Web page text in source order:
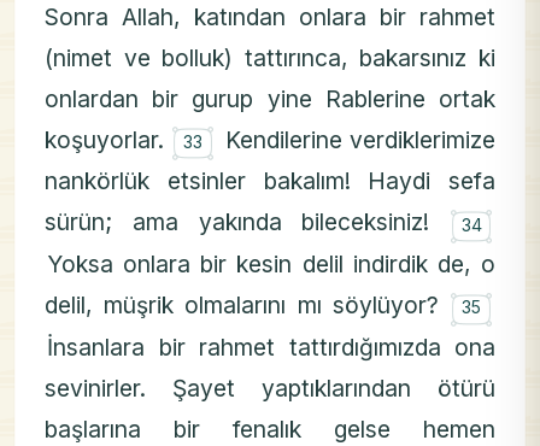
Sonra Allah, katından onlara bir rahmet
(nimet ve bolluk) tattırınca, bakarsınız ki
onlardan bir gurup yine Rablerine ortak
koşuyorlar. ۝
33
Kendilerine verdiklerimize
nankörlük etsinler bakalım! Haydi sefa
sürün; ama yakında bileceksiniz! ۝
34
Yoksa onlara bir kesin delil indirdik de, o
delil, müşrik olmalarını mı söylüyor? ۝
35
İnsanlara bir rahmet tattırdığımızda ona
sevinirler. Şayet yaptıklarından ötürü
başlarına bir fenalık gelse hemen